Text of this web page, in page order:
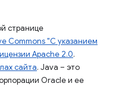
странице
Commons "С указанием
Apache 2.0.
сайта. Java – это
Oracle и ее